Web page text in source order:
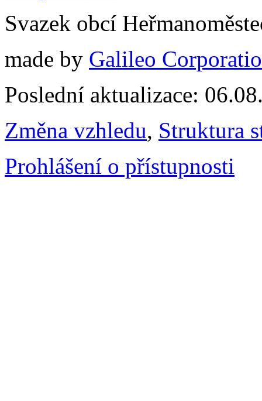
Svazek obcí
made by Galileo
Poslední aktualizace:
Změna vzhledu, Struktura
Prohlášení o přístupnosti